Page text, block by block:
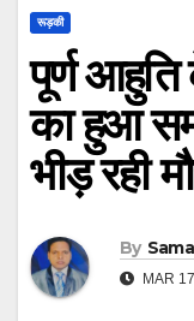
रूड़की
पूर्ण
का हुआ
भीड़ रही
By
MAR